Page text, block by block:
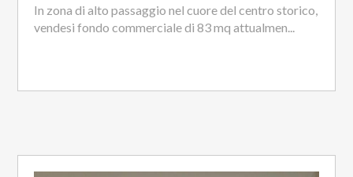
In zona di alto passaggio nel cuore del centro storico,
vendesi fondo commerciale di 83 mq attualmen...